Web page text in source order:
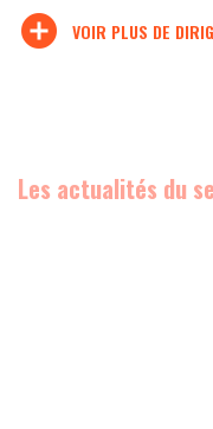
add_circle VOIR PLUS DE
Les actualités du